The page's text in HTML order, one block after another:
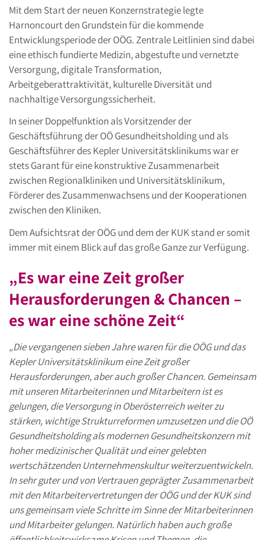
Mit dem Start der neuen Konzernstrategie legte
Harnoncourt den Grundstein für die kommende
Entwicklungsperiode der OÖG. Zentrale Leitlinien sind dabei
eine ethisch fundierte Medizin, abgestufte und vernetzte
Versorgung, digitale Transformation,
Arbeitgeberattraktivität, kulturelle Diversität und
nachhaltige Versorgungssicherheit.
In seiner Doppelfunktion als Vorsitzender der
Geschäftsführung der OÖ Gesundheitsholding und als
Geschäftsführer des Kepler Universitätsklinikums war er
stets Garant für eine konstruktive Zusammenarbeit
zwischen Regionalkliniken und Universitätsklinikum,
Förderer des Zusammenwachsens und der Kooperationen
zwischen den Kliniken.
Dem Aufsichtsrat der OÖG und dem der KUK stand er somit
immer mit einem Blick auf das große Ganze zur Verfügung.
„Es war eine Zeit großer
Herausforderungen & Chancen –
es war eine schöne Zeit“
„Die vergangenen sieben Jahre waren für die OÖG und das
Kepler Universitätsklinikum eine Zeit großer
Herausforderungen, aber auch großer Chancen. Gemeinsam
mit unseren Mitarbeiterinnen und Mitarbeitern ist es
gelungen, die Versorgung in Oberösterreich weiter zu
stärken, wichtige Strukturreformen umzusetzen und die OÖ
Gesundheitsholding als modernen Gesundheitskonzern mit
hoher medizinischer Qualität und einer gelebten
wertschätzenden Unternehmenskultur weiterzuentwickeln.
In sehr guter und von Vertrauen geprägter Zusammenarbeit
mit den Mitarbeitervertretungen der OÖG und der KUK sind
uns gemeinsam viele Schritte im Sinne der Mitarbeiterinnen
und Mitarbeiter gelungen. Natürlich haben auch große